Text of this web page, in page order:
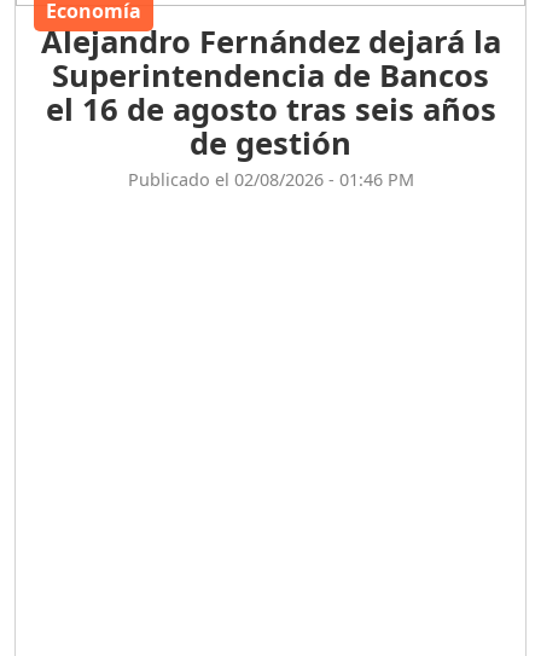
Economía
Alejandro Fernández dejará la
Superintendencia de Bancos
el 16 de agosto tras seis años
de gestión
Publicado el 02/08/2026 - 01:46 PM